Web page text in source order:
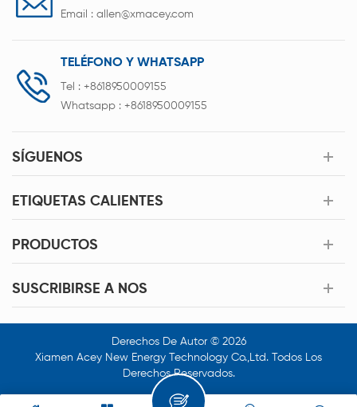
Email : allen@xmacey.com
TELÉFONO Y WHATSAPP
Tel : +8618950009155
Whatsapp : +8618950009155
SÍGUENOS
ETIQUETAS CALIENTES
PRODUCTOS
SUSCRIBIRSE A NOS
Derechos De Autor © 2026
Xiamen Acey New Energy Technology Co.,Ltd. Todos Los
Derechos Reservados.